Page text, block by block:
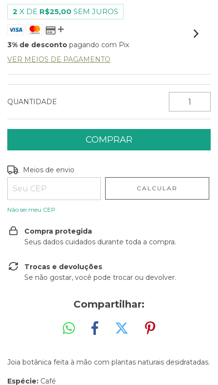
2 X DE R$25,00 SEM JUROS
3% de desconto pagando com Pix
VER MEIOS DE PAGAMENTO
QUANTIDADE
Entregas para o CEP:
Meios de envio
CALCULAR
Não sei meu CEP
Compra protegida
Seus dados cuidados durante toda a compra.
Trocas e devoluções
Se não gostar, você pode trocar ou devolver.
Compartilhar:
Joia botânica feita à mão com plantas naturais desidratadas.
Espécie: Café